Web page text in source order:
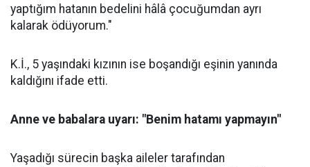
yaptığım hatanın bedelini hâlâ çocuğumdan ayrı
kalarak ödüyorum."
K.İ., 5 yaşındaki kızının ise boşandığı eşinin yanında
kaldığını ifade etti.
Anne ve babalara uyarı: "Benim hatamı yapmayın"
Yaşadığı sürecin başka aileler tarafından